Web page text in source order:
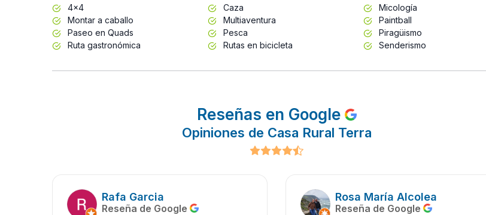
4x4 Caza
Micología
Montar a caballo
Multiaventura
Paintball
Paseo en Quads
Pesca
Piragüismo
Ruta gastronómica
Rutas en bicicleta Senderismo
Reseñas en Google
Opiniones de Casa Rural Terra
Rafa Garcia
Reseña de Google
Rosa María Alcolea
Reseña de Google